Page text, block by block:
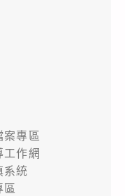
案專區
工作網
系統
區